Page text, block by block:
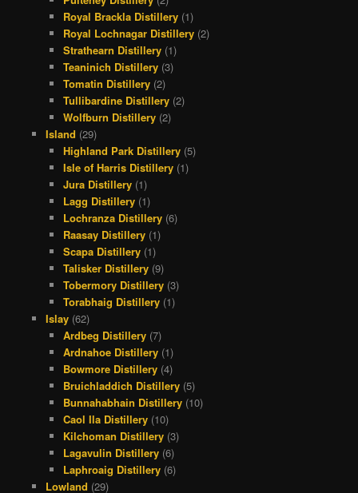
Royal Brackla Distillery (1)
Royal Lochnagar Distillery (2)
Strathearn Distillery (1)
Teaninich Distillery (3)
Tomatin Distillery (2)
Tullibardine Distillery (2)
Wolfburn Distillery (2)
Island (29)
Highland Park Distillery (5)
Isle of Harris Distillery (1)
Jura Distillery (1)
Lagg Distillery (1)
Lochranza Distillery (6)
Raasay Distillery (1)
Scapa Distillery (1)
Talisker Distillery (9)
Tobermory Distillery (3)
Torabhaig Distillery (1)
Islay(62)
Ardbeg Distillery (7)
Ardnahoe Distillery (1)
Bowmore Distillery (4)
Bruichladdich Distillery (5)
Bunnahabhain Distillery (10)
Caol Ila Distillery (10)
Kilchoman Distillery (3)
Lagavulin Distillery (6)
Laphroaig Distillery (6)
Lowland (29)